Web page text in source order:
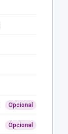
Opcional
Opcional